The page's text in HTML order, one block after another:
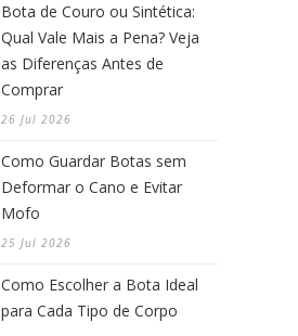
Bota de Couro ou Sintética:
Qual Vale Mais a Pena? Veja
as Diferenças Antes de
Comprar
26 Jul 2026
Como Guardar Botas sem
Deformar o Cano e Evitar
Mofo
25 Jul 2026
Como Escolher a Bota Ideal
para Cada Tipo de Corpo